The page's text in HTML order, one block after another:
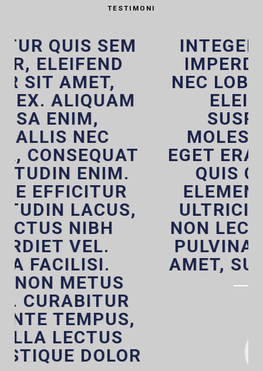
TESTIMONI
INTEGER BIBENDUM
IMPERDIET PURUS,
NEC LOBORTIS DOLOR
ELEIFEND EU.
SUSPENDISSE
MOLESTIE LECTUS
EGET ERAT COMMODO,
QUIS CURSUS MI
ELEMENTUM. IN AT
ULTRICIES DIAM. UT
NON LECTUS LACINIA,
PULVINAR NULLA SIT
AMET, SUSCIPIT URNA
Klien 2